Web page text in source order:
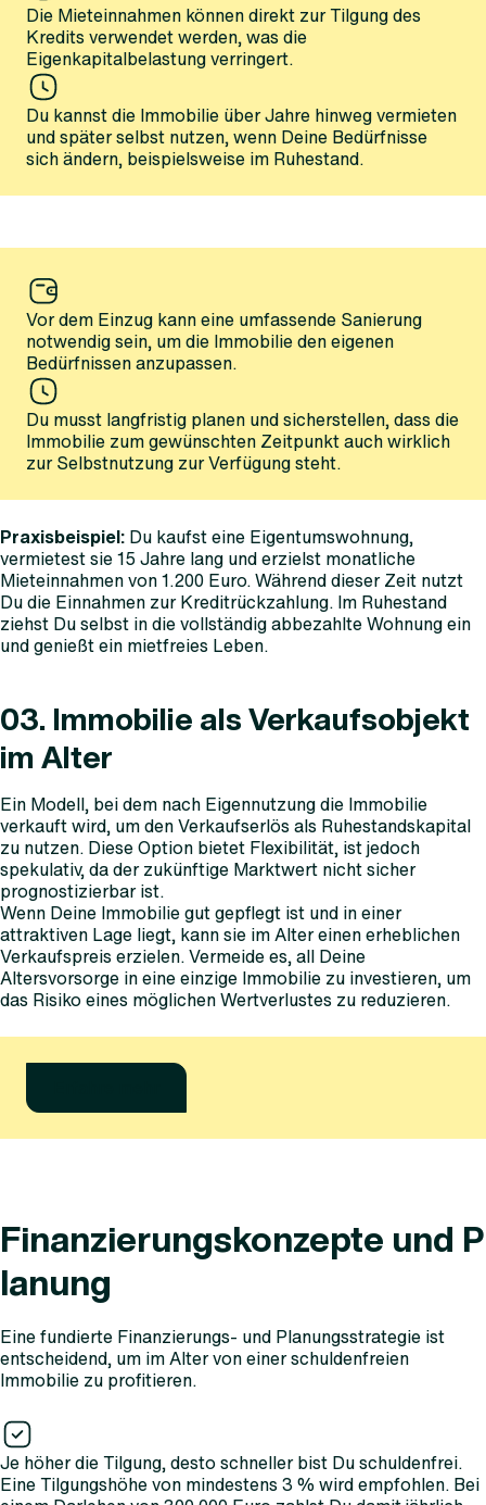
Die Mieteinnahmen können direkt zur Tilgung des
Kredits verwendet werden, was die
Eigenkapitalbelastung verringert.
Du kannst die Immobilie über Jahre hinweg vermieten
und später selbst nutzen, wenn Deine Bedürfnisse
sich ändern, beispielsweise im Ruhestand.
Vor dem Einzug kann eine umfassende Sanierung
notwendig sein, um die Immobilie den eigenen
Bedürfnissen anzupassen.
Du musst langfristig planen und sicherstellen, dass die
Immobilie zum gewünschten Zeitpunkt auch wirklich
zur Selbstnutzung zur Verfügung steht.
Praxisbeispiel: Du kaufst eine Eigentumswohnung,
vermietest sie 15 Jahre lang und erzielst monatliche
Mieteinnahmen von 1.200 Euro. Während dieser Zeit nutzt
Du die Einnahmen zur Kreditrückzahlung. Im Ruhestand
ziehst Du selbst in die vollständig abbezahlte Wohnung ein
und genießt ein mietfreies Leben.
03. Immobilie als Verkaufsobjekt
im Alter
Ein Modell, bei dem nach Eigennutzung die Immobilie
verkauft wird, um den Verkaufserlös als Ruhestandskapital
zu nutzen. Diese Option bietet Flexibilität, ist jedoch
spekulativ, da der zukünftige Marktwert nicht sicher
prognostizierbar ist.
Wenn Deine Immobilie gut gepflegt ist und in einer
attraktiven Lage liegt, kann sie im Alter einen erheblichen
Verkaufspreis erzielen. Vermeide es, all Deine
Altersvorsorge in eine einzige Immobilie zu investieren, um
das Risiko eines möglichen Wertverlustes zu reduzieren.
Finanzierungskonzepte und P
lanung
Eine fundierte Finanzierungs- und Planungsstrategie ist
entscheidend, um im Alter von einer schuldenfreien
Immobilie zu profitieren.
Je höher die Tilgung, desto schneller bist Du schuldenfrei.
Eine Tilgungshöhe von mindestens 3 % wird empfohlen. Bei